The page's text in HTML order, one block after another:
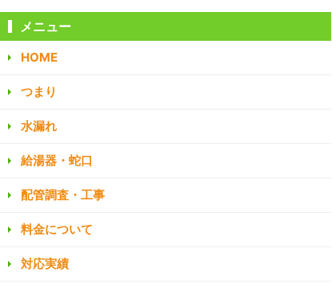
メニュー
HOME
つまり
水漏れ
給湯器・蛇口
配管調査・工事
料金について
対応実績